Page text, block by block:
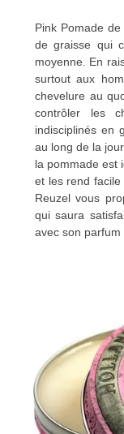
Pink Pomade
de graisse qui
moyenne. En
surtout aux
chevelure au
contrôler les
indisciplinés en
au long de la
la pommade est
et les rend facile
Reuzel vous
qui saura
avec son parfum